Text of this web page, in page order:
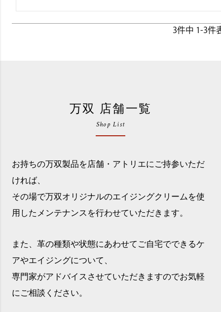
3件中 1-3件
万双 店舗一覧
Shop List
お持ちの万双製品を店舗・アトリエにご持参いただ
ければ、
その場で万双オリジナルのエイジングクリームを使
用したメンテナンスを行わせていただきます。
また、革の種類や状態にあわせてご自宅でできるケ
アやエイジングについて、
専門家がアドバイスさせていただきますのでお気軽
にご相談ください。